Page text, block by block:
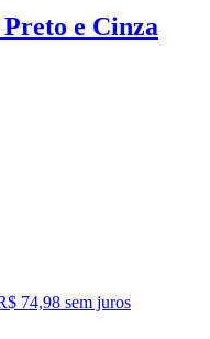
e Cinza
74,98 sem juros